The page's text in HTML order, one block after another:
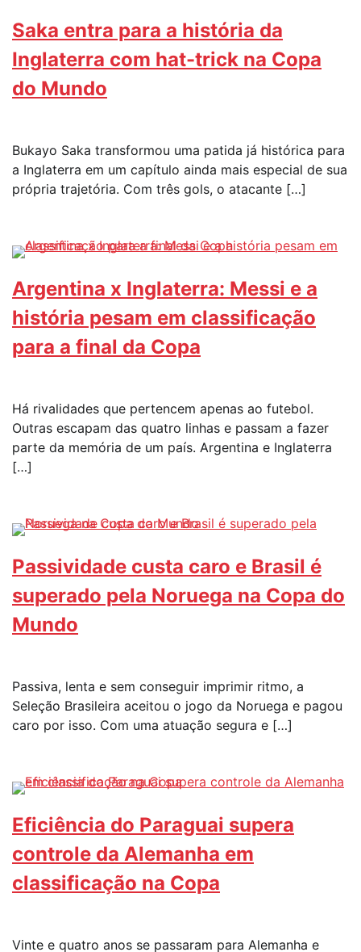
Saka entra para a história da
Inglaterra com hat-trick na Copa
do Mundo
Bukayo Saka transformou uma patida já histórica para
a Inglaterra em um capítulo ainda mais especial de sua
própria trajetória. Com três gols, o atacante […]
Argentina x Inglaterra: Messi e a
história pesam em classificação
para a final da Copa
Há rivalidades que pertencem apenas ao futebol.
Outras escapam das quatro linhas e passam a fazer
parte da memória de um país. Argentina e Inglaterra
[…]
Passividade custa caro e Brasil é
superado pela Noruega na Copa do
Mundo
Passiva, lenta e sem conseguir imprimir ritmo, a
Seleção Brasileira aceitou o jogo da Noruega e pagou
caro por isso. Com uma atuação segura e […]
Eficiência do Paraguai supera
controle da Alemanha em
classificação na Copa
Vinte e quatro anos se passaram para Alemanha e